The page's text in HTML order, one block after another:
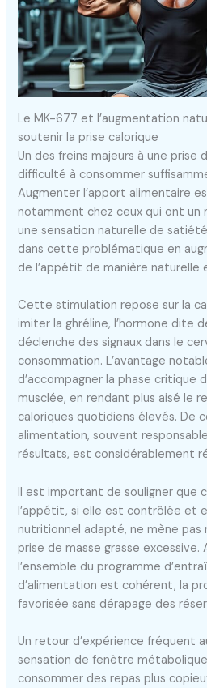
Le MK-677 et l’augmentation
soutenir la prise calorique
Un des freins majeurs à une prise
difficulté à consommer
Augmenter l’apport alimentaire
notamment chez ceux qui ont un
une sensation naturelle de
dans cette problématique en
de l’appétit de manière naturelle
Cette stimulation repose sur la
imiter la ghréline, l’hormone dite
déclenche des signaux dans le
consommation. L’avantage
d’accompagner la phase critique
musclée, en rendant plus aisé le
caloriques quotidiens élevés. De
alimentation, souvent
résultats, est considérablement
Il est important de souligner que
l’appétit, si elle est contrôlée et
nutritionnel adapté, ne mène pas
prise de masse grasse excessive.
l’ensemble du programme
d’alimentation est cohérent, la
favorisée sans dérapage des
Un retour d’expérience fréquent
sensation de fenêtre
consommer des repas plus